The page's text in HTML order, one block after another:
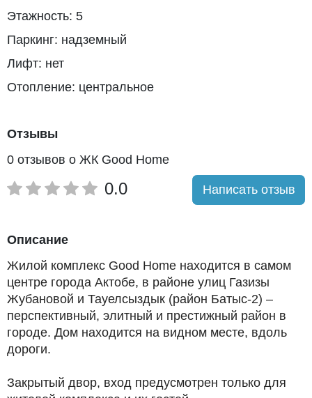
Этажность: 5
Паркинг: надземный
Лифт: нет
Отопление: центральное
Отзывы
0 отзывов о ЖК Good Home
0.0 Написать отзыв
Описание
Жилой комплекс Good Home находится в самом
центре города Актобе, в районе улиц Газизы
Жубановой и Тауелсыздык (район Батыс-2) –
перспективный, элитный и престижный район в
городе. Дом находится на видном месте, вдоль
дороги.
Закрытый двор, вход предусмотрен только для